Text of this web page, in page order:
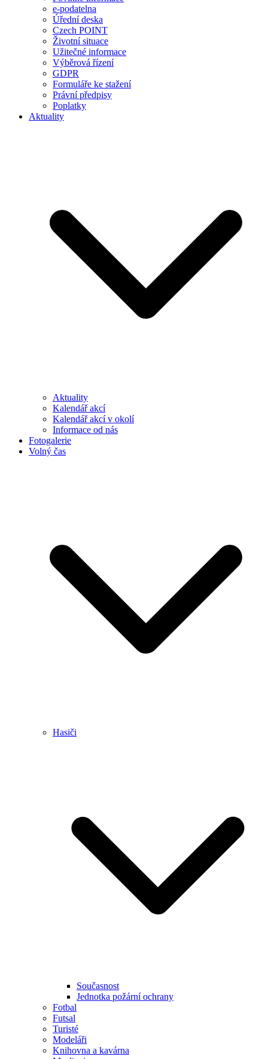
e-podatelna
Úřední deska
Czech POINT
Životní situace
Užitečné informace
Výběrová řízení
GDPR
Formuláře ke stažení
Právní předpisy
Poplatky
Aktuality
Aktuality
Kalendář akcí
Kalendář akcí v okolí
Informace od nás
Fotogalerie
Volný čas
Hasiči
Současnost
Jednotka požární ochrany
Fotbal
Futsal
Turisté
Modeláři
Knihovna a kavárna